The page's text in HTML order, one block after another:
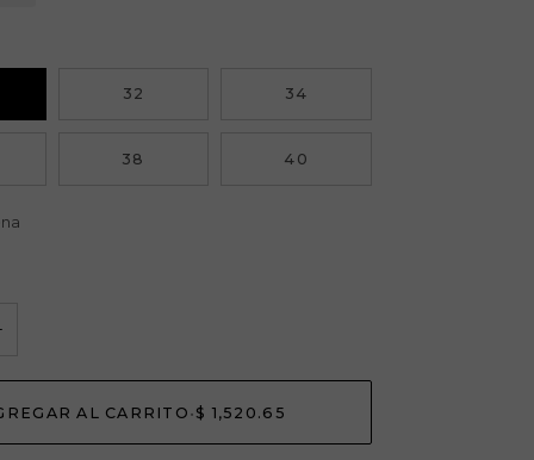
32 34
38 40
AL CARRITO • $ 1,520.65